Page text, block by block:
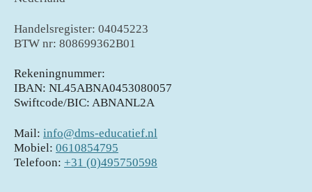
Handelsregister: 04045223
BTW nr: 808699362B01
Rekeningnummer:
IBAN: NL45ABNA0453080057
Swiftcode/BIC: ABNANL2A
Mail: info@dms-educatief.nl
Mobiel: 0610854795
Telefoon: +31 (0)495750598